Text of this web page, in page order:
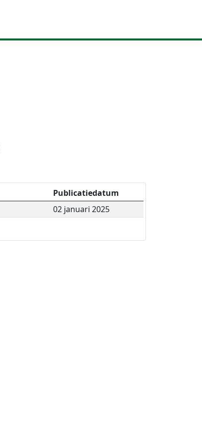
Publicatiedatum
02 januari 2025